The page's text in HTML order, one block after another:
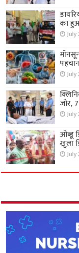
का
July
July
जोर,
July
ओब्डू
खुला
July